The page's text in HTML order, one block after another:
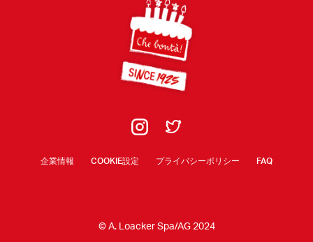
企業情報 COOKIE設定 プライバシーポリシー FAQ
© A. Loacker Spa/AG 2024